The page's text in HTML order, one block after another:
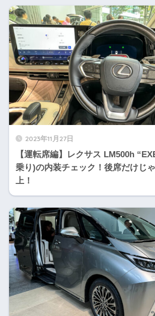
2023年11月27日
【運転席編】レクサス LM500h
乗り)の内装チェック！後席だけじ
上！